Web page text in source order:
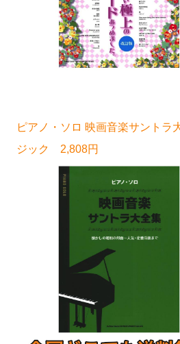
ピアノ・ソロ 映画音楽サントラ
ジック 2,808円